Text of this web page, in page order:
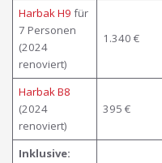
Harbak H9 für
7 Personen
(2024
renoviert)
1.340 €
Harbak B8
(2024
renoviert)
395 €
Inklusive: